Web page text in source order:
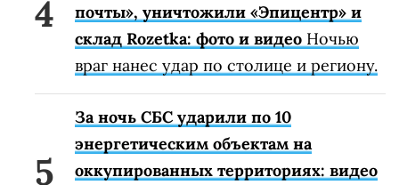
почты», уничтожили «Эпицентр» и
склад Rozetka: фото и видео Ночью
враг нанес удар по столице и региону.
За ночь СБС ударили по 10
энергетическим объектам на
оккупированных территориях: видео